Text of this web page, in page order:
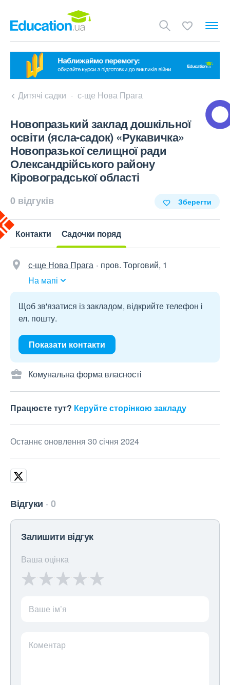
Дитячі садки с-ще Нова Прага
Новопразький заклад дошкільної
освіти (ясла-садок) «Рукавичка»
Новопразької селищної ради
Олександрійського району
Кіровоградської області
0 відгуків Зберегти
Контакти Садочки поряд
с-ще Нова Прага
пров. Торговий, 1
На мапі
Щоб зв'язатися із закладом, відкрийте телефон і
ел. пошту.
Показати контакти
Комунальна форма власності
Працюєте тут? Керуйте сторінкою закладу
Останнє оновлення 30 січня 2024
Відгуки 0
Залишити відгук
Ваша оцінка
Ваше ім’я
Коментар